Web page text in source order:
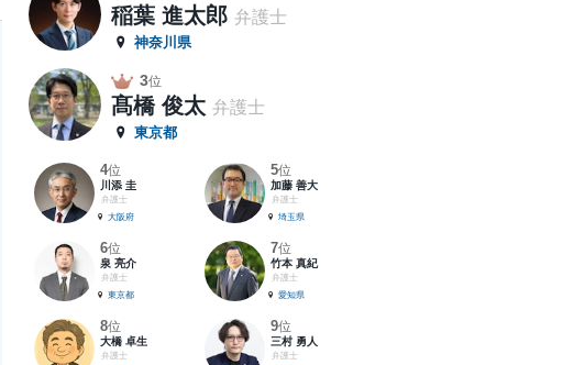
稲葉 進太郎 弁護士
神奈川県
3位
髙橋 俊太 弁護士
東京都
4位
川添 圭
弁護士
大阪府
5位
加藤 善大
弁護士
埼玉県
6位
泉 亮介
弁護士
東京都
7位
竹本 真紀
弁護士
愛知県
8位
大橋 卓生
弁護士
9位
三村 勇人
弁護士